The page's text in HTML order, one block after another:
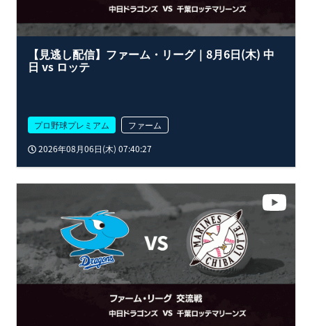
【見逃し配信】ファーム・リーグ｜8月6日(木) 中
日 vs ロッテ
プロ野球プレミアム
ファーム
2026年08月06日(木) 07:40:27